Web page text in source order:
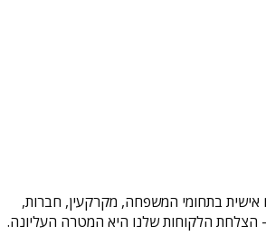
אישית בתחומי המשפחה, מקרקעין, חברות,
– הצלחת הלקוחות שלנו היא המטרה העליונה.